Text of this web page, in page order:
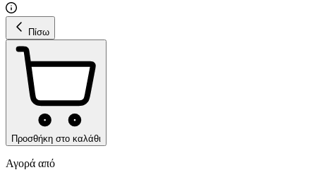
Πίσω
Προσθήκη στο καλάθι
Αγορά από